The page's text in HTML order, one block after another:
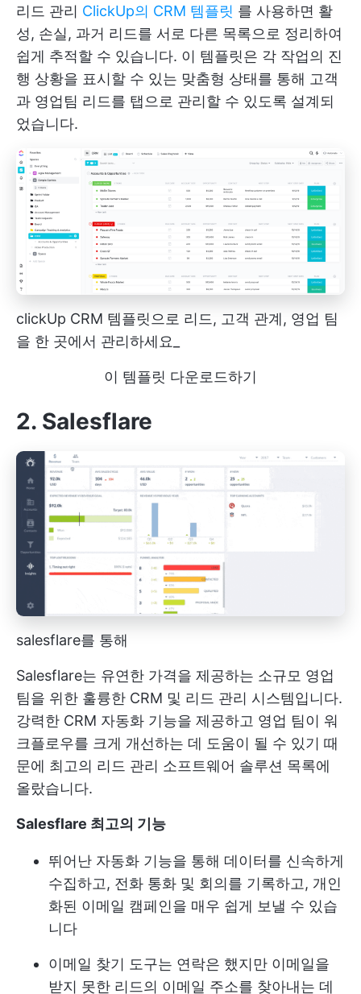
리드 관리 ClickUp의 CRM 템플릿 를 사용하면 활
성, 손실, 과거 리드를 서로 다른 목록으로 정리하여
쉽게 추적할 수 있습니다. 이 템플릿은 각 작업의 진
행 상황을 표시할 수 있는 맞춤형 상태를 통해 고객
과 영업팀 리드를 탭으로 관리할 수 있도록 설계되
었습니다.
clickUp CRM 템플릿으로 리드, 고객 관계, 영업 팀
을 한 곳에서 관리하세요_
이 템플릿 다운로드하기
2. Salesflare
salesflare를 통해
Salesflare는 유연한 가격을 제공하는 소규모 영업
팀을 위한 훌륭한 CRM 및 리드 관리 시스템입니다.
강력한 CRM 자동화 기능을 제공하고 영업 팀이 워
크플로우를 크게 개선하는 데 도움이 될 수 있기 때
문에 최고의 리드 관리 소프트웨어 솔루션 목록에
올랐습니다.
Salesflare 최고의 기능
뛰어난 자동화 기능을 통해 데이터를 신속하게
수집하고, 전화 통화 및 회의를 기록하고, 개인
화된 이메일 캠페인을 매우 쉽게 보낼 수 있습
니다
이메일 찾기 도구는 연락은 했지만 이메일을
받지 못한 리드의 이메일 주소를 찾아내는 데